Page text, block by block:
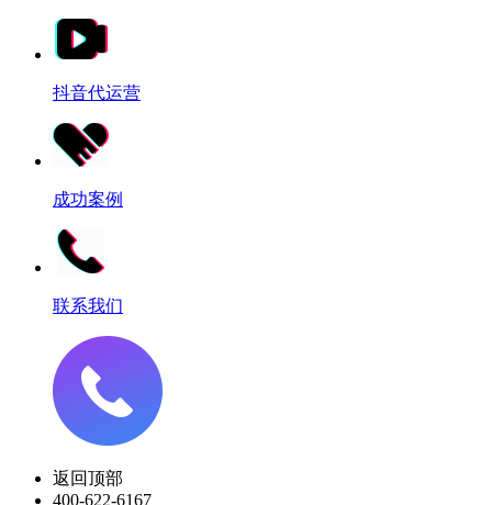
抖音代运营
成功案例
联系我们
返回顶部
400-622-6167